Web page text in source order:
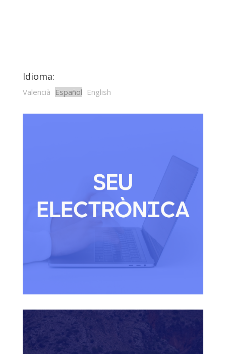
Idioma:
Valencià Español English